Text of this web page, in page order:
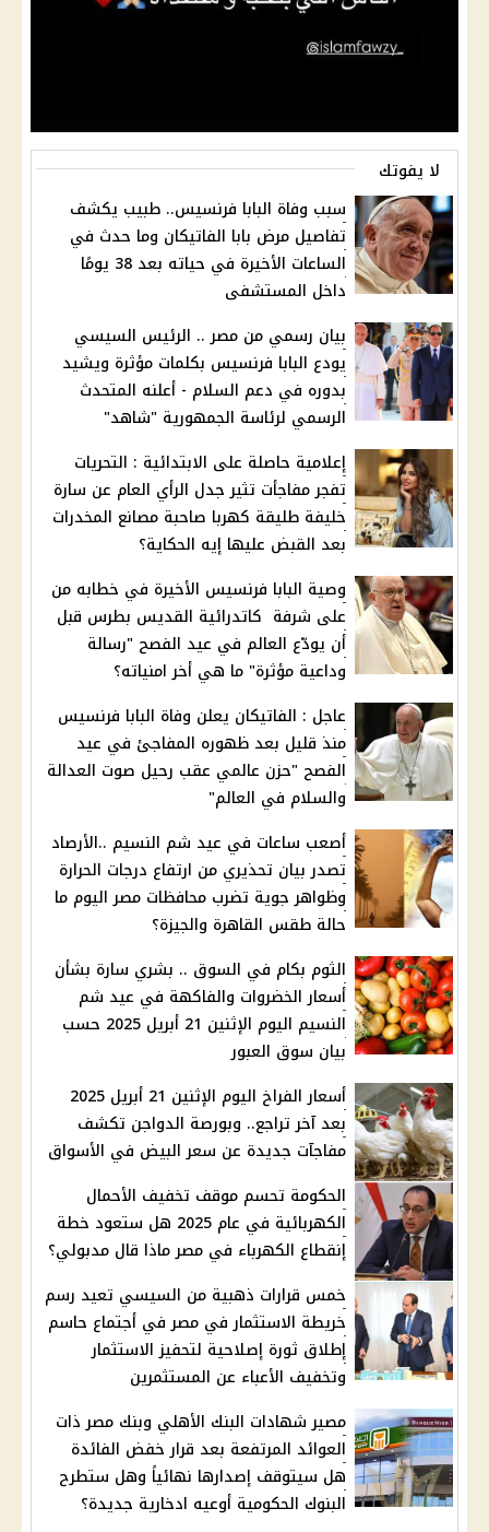
لا يفوتك
سبب وفاة البابا فرنسيس.. طبيب يكشف
تفاصيل مرض بابا الفاتيكان وما حدث في
الساعات الأخيرة في حياته بعد 38 يومًا
داخل المستشفى
بيان رسمي من مصر .. الرئيس السيسي
يودع البابا فرنسيس بكلمات مؤثرة ويشيد
بدوره في دعم السلام - أعلنه المتحدث
الرسمي لرئاسة الجمهورية "شاهد"
إعلامية حاصلة على الابتدائية : التحريات
تفجر مفاجأت تثير جدل الرأي العام عن سارة
خليفة طليقة كهربا صاحبة مصانع المخدرات
بعد القبض عليها إيه الحكاية؟
وصية البابا فرنسيس الأخيرة في خطابه من
على شرفة كاتدرائية القديس بطرس قبل
أن يودّع العالم في عيد الفصح "رسالة
وداعية مؤثرة" ما هي أخر امنياته؟
عاجل : الفاتيكان يعلن وفاة البابا فرنسيس
منذ قليل بعد ظهوره المفاجئ في عيد
الفصح "حزن عالمي عقب رحيل صوت العدالة
والسلام في العالم"
أصعب ساعات في عيد شم النسيم ..الأرصاد
تصدر بيان تحذيري من ارتفاع درجات الحرارة
وظواهر جوية تضرب محافظات مصر اليوم ما
حالة طقس القاهرة والجيزة؟
الثوم بكام في السوق .. بشري سارة بشأن
أسعار الخضروات والفاكهة في عيد شم
النسيم اليوم الإثنين 21 أبريل 2025 حسب
بيان سوق العبور
أسعار الفراخ اليوم الإثنين 21 أبريل 2025
بعد آخر تراجع.. وبورصة الدواجن تكشف
مفاجآت جديدة عن سعر البيض في الأسواق
الحكومة تحسم موقف تخفيف الأحمال
الكهربائية في عام 2025 هل ستعود خطة
إنقطاع الكهرباء في مصر ماذا قال مدبولي؟
خمس قرارات ذهبية من السيسي تعيد رسم
خريطة الاستثمار في مصر في أجتماع حاسم
إطلاق ثورة إصلاحية لتحفيز الاستثمار
وتخفيف الأعباء عن المستثمرين
مصير شهادات البنك الأهلي وبنك مصر ذات
العوائد المرتفعة بعد قرار خفض الفائدة
هل سيتوقف إصدارها نهائياً وهل ستطرح
البنوك الحكومية أوعيه ادخارية جديدة؟